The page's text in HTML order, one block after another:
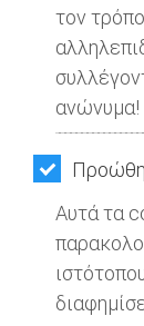
τον
ανώνυμα!
Αυτά τα